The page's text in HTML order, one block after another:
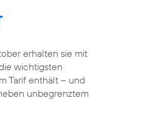
erhalten sie mit
wichtigsten
Tarif enthält – und
unbegrenztem